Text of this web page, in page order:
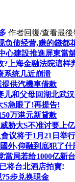
作者回復/查看最後
负债经营,赚的錢都
心建設推進屏東當
?上海金融法院這样
系统几近崩溃
供汽機車借款
儿和父母回湖北武
S急眼了!再提告!
万港元新貸款
胁大S不准讨要上
议将于1月21日举行
外,仰融到底犯了什
當局若给1000亿新
将台北酒店拍賣!
步兑换現金